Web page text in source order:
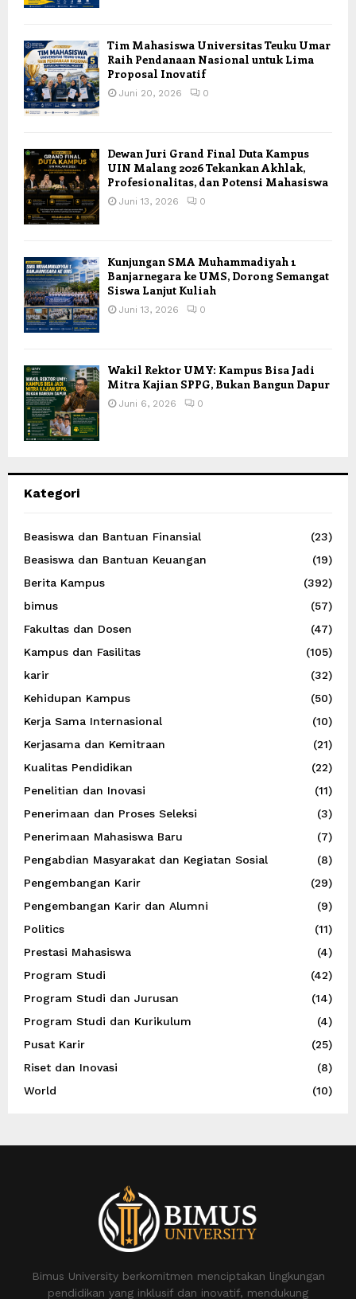
Tim Mahasiswa Universitas Teuku Umar
Raih Pendanaan Nasional untuk Lima
Proposal Inovatif
Juni 20, 2026 0
Dewan Juri Grand Final Duta Kampus
UIN Malang 2026 Tekankan Akhlak,
Profesionalitas, dan Potensi Mahasiswa
Juni 13, 2026 0
Kunjungan SMA Muhammadiyah 1
Banjarnegara ke UMS, Dorong Semangat
Siswa Lanjut Kuliah
Juni 13, 2026 0
Wakil Rektor UMY: Kampus Bisa Jadi
Mitra Kajian SPPG, Bukan Bangun Dapur
Juni 6, 2026 0
Kategori
Beasiswa dan Bantuan Finansial
(23)
Beasiswa dan Bantuan Keuangan
(19)
Berita Kampus
(392)
bimus
(57)
Fakultas dan Dosen
(47)
Kampus dan Fasilitas
(105)
karir
(32)
Kehidupan Kampus
(50)
Kerja Sama Internasional
(10)
Kerjasama dan Kemitraan
(21)
Kualitas Pendidikan
(22)
Penelitian dan Inovasi
(11)
Penerimaan dan Proses Seleksi
(3)
Penerimaan Mahasiswa Baru
(7)
Pengabdian Masyarakat dan Kegiatan Sosial
(8)
Pengembangan Karir
(29)
Pengembangan Karir dan Alumni
(9)
Politics
(11)
Prestasi Mahasiswa
(4)
Program Studi
(42)
Program Studi dan Jurusan
(14)
Program Studi dan Kurikulum
(4)
Pusat Karir
(25)
Riset dan Inovasi
(8)
World
(10)
Bimus University berkomitmen menciptakan lingkungan
pendidikan yang inklusif dan inovatif, mendukung